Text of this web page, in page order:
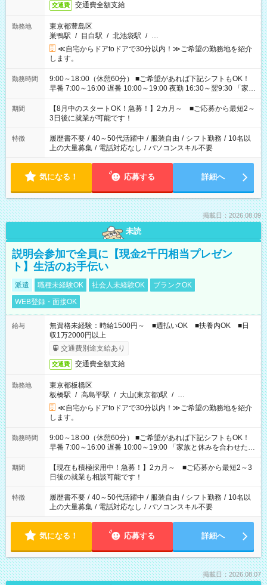
交通費 交通費全額支給
勤務地
東京都豊島区
巣鴨駅 / 目白駅 / 北池袋駅 / …
≪自宅からドアtoドアで30分以内！≫ご希望の勤務地を紹介
します。
勤務時間
9:00～18:00（休憩60分） ■ご希望があれば下記シフトもOK！
早番 7:00～16:00 遅番 10:00～19:00 夜勤 16:30～翌9:30 「家族
と休みを合わせたい」 「余裕を持って夕飯の準備がしたい」
「できれば残業はしたくない」 など、ご希望を教えてください
ね。 ※Wワーク希望の方へ 今ご覧のお仕事で希望する勤務時間
と、もう1つのお仕事の勤務時間。 合計で週40時間を超える場
合は応募できません。
期間
【8月中のスタートOK！急募！】2カ月～ ■ご応募から最短2～
3日後に就業が可能です！
特徴 履歴書不要 / 40～50代活躍中 / 服装自由 / シフト勤務 / 10名以
上の大量募集 / 電話対応なし / パソコンスキル不要
気になる！ 応募する 詳細へ
掲載日：2026.08.09
未読
説明会参加で全員に【現金2千円相当プレゼン
ト】生活のお手伝い
派遣 職種未経験OK 社会人未経験OK
ブランクOK
WEB登録・面接OK
給与
無資格未経験：時給1500円～ ■週払いOK ■扶養内OK ■日
収1万2000円以上
交通費別途支給あり
交通費 交通費全額支給
勤務地
東京都板橋区
板橋駅 / 高島平駅 / 大山(東京都)駅 / …
≪自宅からドアtoドアで30分以内！≫ご希望の勤務地を紹介
します。
勤務時間
9:00～18:00（休憩60分） ■ご希望があれば下記シフトもOK！
早番 7:00～16:00 遅番 10:00～19:00 「家族と休みを合わせた
い」 「余裕を持って夕飯の準備がしたい」 「できれば残業はし
たくない」 など、ご希望を教えてくださいね。 ※Wワーク希望
の方へ 今ご覧のお仕事で希望する勤務時間と、もう1つのお仕事
の勤務時間。 合計で週40時間を超える場合は応募できません。
期間
【現在も積極採用中！急募！】2カ月～ ■ご応募から最短2～3
日後の就業も相談可能です！
特徴 履歴書不要 / 40～50代活躍中 / 服装自由 / シフト勤務 / 10名以
上の大量募集 / 電話対応なし / パソコンスキル不要
気になる！ 応募する 詳細へ
掲載日：2026.08.07